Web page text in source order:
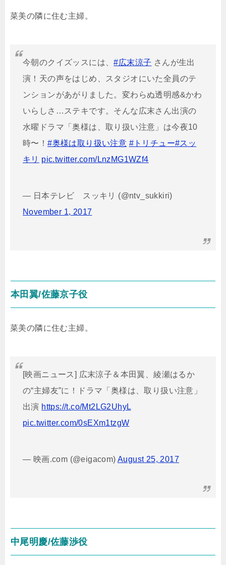
菜美の隣に住む主婦。
今朝のクイズッスには、#広末涼子 さんが生出
演！天の声をはじめ、スタジオにいた全員のテ
ンションがあがりました。変わらぬ透明感&かわ
いらしさ…ステキです。そんな広末さん出演の
水曜ドラマ「奥様は、取り扱い注意」は今夜10
時〜！#奥様は取り扱い注意 #トリチュー#スッ
キリ pic.twitter.com/LnzMG1WZf4
— 日本テレビ スッキリ (@ntv_sukkiri)
November 1, 2017
本田翼/佐藤京子役
菜美の隣に住む主婦。
[映画ニュース] 広末涼子＆本田翼、綾瀬はるか
の“主婦友”に！ドラマ「奥様は、取り扱い注意」
出演 https://t.co/Mt2LG2UhyL
pic.twitter.com/0sEXm1tzgW
— 映画.com (@eigacom)August 25, 2017
中尾明慶/佐藤渉役